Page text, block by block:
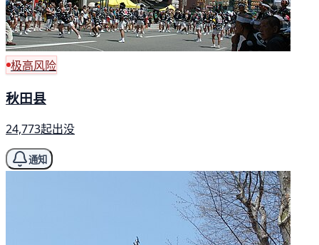
极高风险
秋田县
24,773起出没
通知